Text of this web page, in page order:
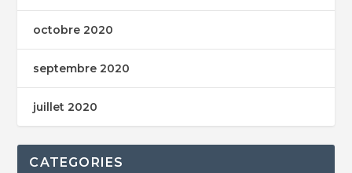
octobre 2020
septembre 2020
juillet 2020
CATEGORIES